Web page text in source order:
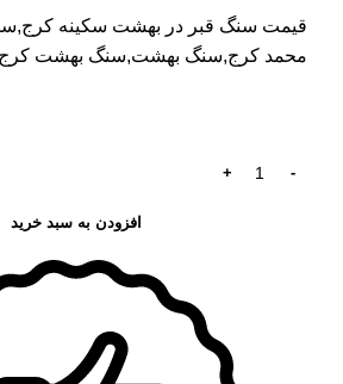
قیمت سنگ قبر در بهشت سکینه کرج
محمد کرج,سنگ بهشت,سنگ بهشت کرج
افزودن به سبد خرید